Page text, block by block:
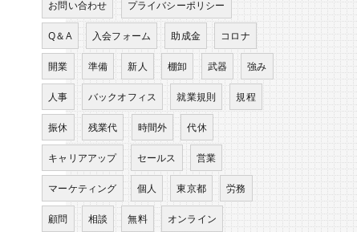
お問い合わせ プライバシーポリシー
Q＆A 入会フォーム 助成金 コロナ
開業 準備 新人 棚卸 武器 強み
人事 バックオフィス 就業規則 規程
振休 残業代 時間外 代休
キャリアアップ セールス 営業
マーケティング 個人 東京都 労務
顧問 相談 無料 オンライン